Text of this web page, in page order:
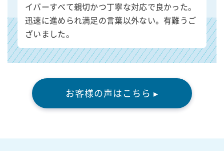
イバーすべて親切かつ丁寧な対応で良かった。
迅速に進められ満足の言葉以外ない。有難うご
ざいました。
お客様の声はこちら ▸